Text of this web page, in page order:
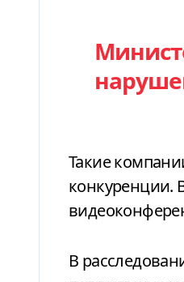
Такие
конкуренции.
В